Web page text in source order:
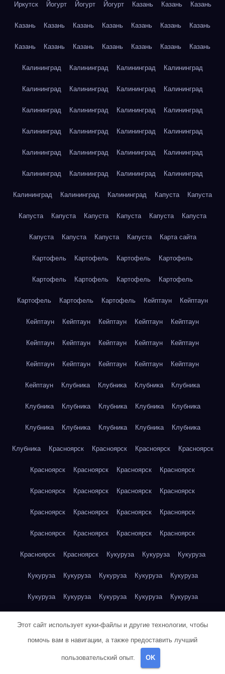
Иркутск Йогурт Йогурт Йогурт Казань Казань Казань
Казань Казань Казань Казань Казань Казань Казань
Казань Казань Казань Казань Казань Казань Казань
Калининград Калининград Калининград Калининград
Калининград Калининград Калининград Калининград
Калининград Калининград Калининград Калининград
Калининград Калининград Калининград Калининград
Калининград Калининград Калининград Калининград
Калининград Калининград Калининград Калининград
Калининград Калининград Калининград Капуста Капуста
Капуста Капуста Капуста Капуста Капуста Капуста
Капуста Капуста Капуста Капуста Карта сайта
Картофель Картофель Картофель Картофель
Картофель Картофель Картофель Картофель
Картофель Картофель Картофель Кейптаун Кейптаун
Кейптаун Кейптаун Кейптаун Кейптаун Кейптаун
Кейптаун Кейптаун Кейптаун Кейптаун Кейптаун
Кейптаун Кейптаун Кейптаун Кейптаун Кейптаун
Кейптаун Клубника Клубника Клубника Клубника
Клубника Клубника Клубника Клубника Клубника
Клубника Клубника Клубника Клубника Клубника
Клубника Красноярск Красноярск Красноярск Красноярск
Красноярск Красноярск Красноярск Красноярск
Красноярск Красноярск Красноярск Красноярск
Красноярск Красноярск Красноярск Красноярск
Красноярск Красноярск Красноярск Красноярск
Красноярск Красноярск Кукуруза Кукуруза Кукуруза
Кукуруза Кукуруза Кукуруза Кукуруза Кукуруза
Кукуруза Кукуруза Кукуруза Кукуруза Кукуруза
Куриная грудка Куриная грудка Куриная грудка
Куриная грудка Куриная грудка Куриная грудка
Этот сайт использует куки-файлы и другие технологии, чтобы
помочь вам в навигации, а также предоставить лучший
пользовательский опыт. OK